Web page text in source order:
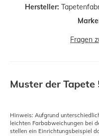
Hersteller:
Fragen
Muster der Tapete
Hinweis: Aufgrund
leichten Farbabweichungen bei
stellen ein Einrichtungsbeispiel